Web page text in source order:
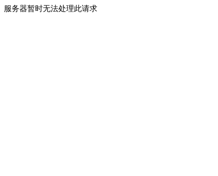
服务器暂时无法处理此请求